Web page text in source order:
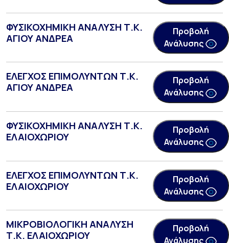
ΦΥΣΙΚΟΧΗΜΙΚΗ ΑΝΑΛΥΣΗ Τ.Κ.
ΑΓΙΟΥ ΑΝΔΡΕΑ
Προβολή
Ανάλυσης
ΕΛΕΓΧΟΣ ΕΠΙΜΟΛΥΝΤΩΝ Τ.Κ.
ΑΓΙΟΥ ΑΝΔΡΕΑ
Προβολή
Ανάλυσης
ΦΥΣΙΚΟΧΗΜΙΚΗ ΑΝΑΛΥΣΗ Τ.Κ.
ΕΛΑΙΟΧΩΡΙΟΥ
Προβολή
Ανάλυσης
ΕΛΕΓΧΟΣ ΕΠΙΜΟΛΥΝΤΩΝ Τ.Κ.
ΕΛΑΙΟΧΩΡΙΟΥ
Προβολή
Ανάλυσης
ΜΙΚΡΟΒΙΟΛΟΓΙΚΗ ΑΝΑΛΥΣΗ
Τ.Κ. ΕΛΑΙΟΧΩΡΙΟΥ
Προβολή
Ανάλυσης